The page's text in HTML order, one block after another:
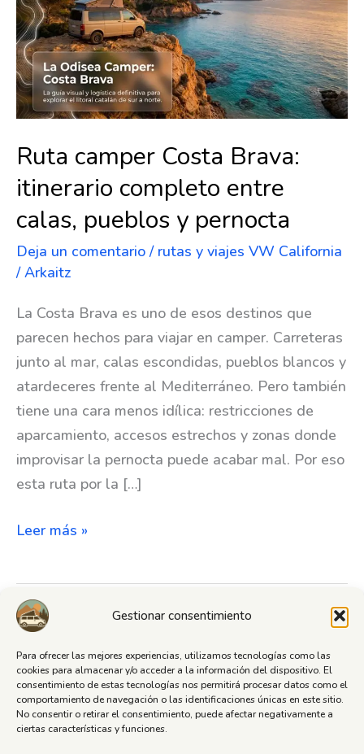
Gestionar consentimiento
Para ofrecer las mejores experiencias, utilizamos tecnologías como las
cookies para almacenar y/o acceder a la información del dispositivo. El
consentimiento de estas tecnologías nos permitirá procesar datos como el
comportamiento de navegación o las identificaciones únicas en este sitio.
No consentir o retirar el consentimiento, puede afectar negativamente a
ciertas características y funciones.
Ruta camper Costa Brava:
itinerario completo entre
calas, pueblos y pernocta
Deja un comentario / rutas y viajes VW California
/Arkaitz
La Costa Brava es uno de esos destinos que
parecen hechos para viajar en camper. Carreteras
junto al mar, calas escondidas, pueblos blancos y
atardeceres frente al Mediterráneo. Pero también
tiene una cara menos idílica: restricciones de
aparcamiento, accesos estrechos y zonas donde
improvisar la pernocta puede acabar mal. Por eso
esta ruta por la […]
Ruta
Costa
Brava:
itinerario
completo
entre
calas,
pueblos
Leer más »
Política de Privacidad
Política de cookies